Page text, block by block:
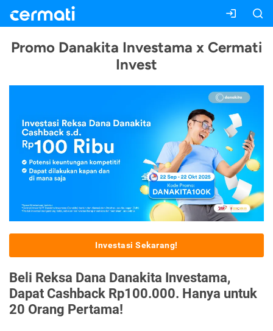
Promo Danakita Investama x Cermati
Invest
Investasi Sekarang!
Beli Reksa Dana Danakita Investama,
Dapat Cashback Rp100.000. Hanya untuk
20 Orang Pertama!